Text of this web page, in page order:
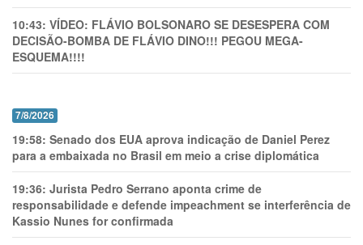
10:43: VÍDEO: FLÁVIO BOLSONARO SE DESESPERA COM
DECISÃO-BOMBA DE FLÁVIO DINO!!! PEGOU MEGA-
ESQUEMA!!!!
7/8/2026
19:58: Senado dos EUA aprova indicação de Daniel Perez
para a embaixada no Brasil em meio a crise diplomática
19:36: Jurista Pedro Serrano aponta crime de
responsabilidade e defende impeachment se interferência de
Kassio Nunes for confirmada